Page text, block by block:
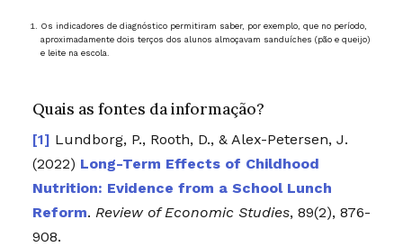
Os indicadores de diagnóstico permitiram saber, por exemplo, que no período,
aproximadamente dois terços dos alunos almoçavam sanduíches (pão e queijo)
e leite na escola.
Quais as fontes da informação?
Lundborg, P., Rooth, D., & Alex-Petersen, J.
(2022) Long-Term Effects of Childhood
Nutrition: Evidence from a School Lunch
Reform. Review of Economic Studies, 89(2), 876-
908.